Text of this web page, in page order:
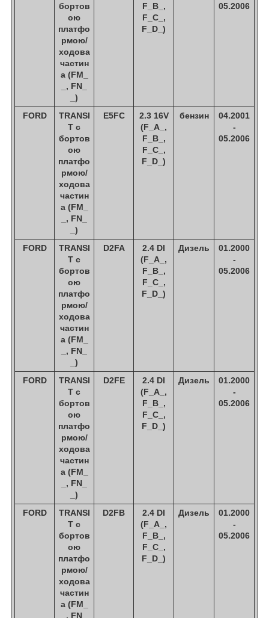
бортов
ою
платфо
рмою/
ходова
частин
а (FM_
_, FN_
_)
F_B_,
F_C_,
F_D_)
05.2006
FORD
TRANSI
T c
бортов
ою
платфо
рмою/
ходова
частин
а (FM_
_, FN_
_)
E5FC
2.3 16V
(F_A_,
F_B_,
F_C_,
F_D_)
бензин
04.2001
-
05.2006
FORD
TRANSI
T c
бортов
ою
платфо
рмою/
ходова
частин
а (FM_
_, FN_
_)
D2FA
2.4 DI
(F_A_,
F_B_,
F_C_,
F_D_)
Дизель
01.2000
-
05.2006
FORD
TRANSI
T c
бортов
ою
платфо
рмою/
ходова
частин
а (FM_
_, FN_
_)
D2FE
2.4 DI
(F_A_,
F_B_,
F_C_,
F_D_)
Дизель
01.2000
-
05.2006
FORD
TRANSI
T c
бортов
ою
платфо
рмою/
ходова
частин
а (FM_
_, FN_
D2FB
2.4 DI
(F_A_,
F_B_,
F_C_,
F_D_)
Дизель
01.2000
-
05.2006